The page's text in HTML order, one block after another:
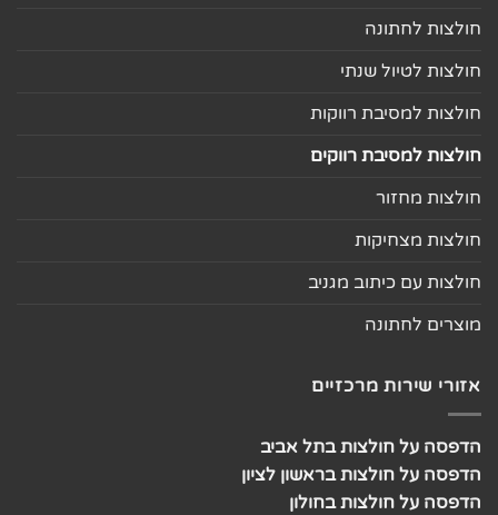
חולצות לחתונה
חולצות לטיול שנתי
חולצות למסיבת רווקות
חולצות למסיבת רווקים
חולצות מחזור
חולצות מצחיקות
חולצות עם כיתוב מגניב
מוצרים לחתונה
אזורי שירות מרכזיים
הדפסה על חולצות בתל אביב
הדפסה על חולצות בראשון לציון
הדפסה על חולצות בחולון